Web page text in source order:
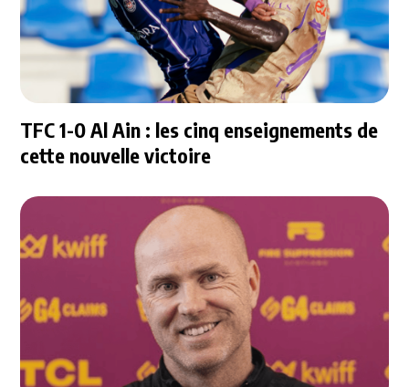
TFC 1-0 Al Ain : les cinq enseignements de
cette nouvelle victoire